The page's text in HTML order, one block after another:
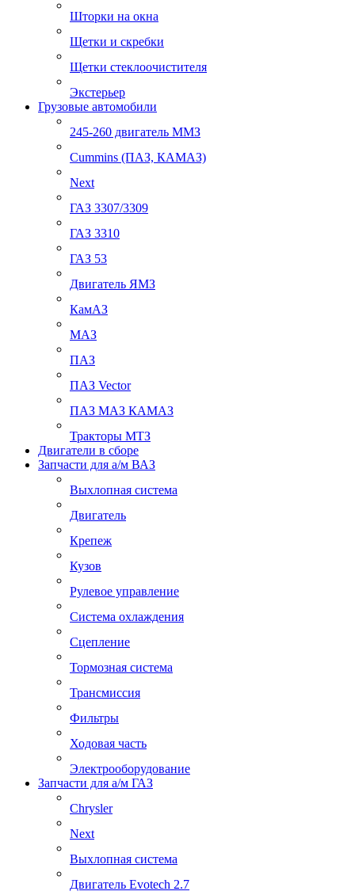
Шторки на окна
Щетки и скребки
Щетки стеклоочистителя
Экстерьер
Грузовые автомобили
245-260 двигатель ММЗ
Cummins (ПАЗ, КАМАЗ)
Next
ГАЗ 3307/3309
ГАЗ 3310
ГАЗ 53
Двигатель ЯМЗ
КамАЗ
МАЗ
ПАЗ
ПАЗ Vector
ПАЗ МАЗ КАМАЗ
Тракторы МТЗ
Двигатели в сборе
Запчасти для а/м ВАЗ
Выхлопная система
Двигатель
Крепеж
Кузов
Рулевое управление
Система охлаждения
Сцепление
Тормозная система
Трансмиссия
Фильтры
Ходовая часть
Электрооборудование
Запчасти для а/м ГАЗ
Chrysler
Next
Выхлопная система
Двигатель Evotech 2.7